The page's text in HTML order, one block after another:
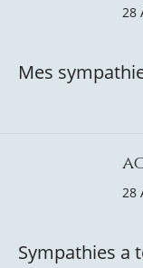
28
Mes
28
Sympathies a